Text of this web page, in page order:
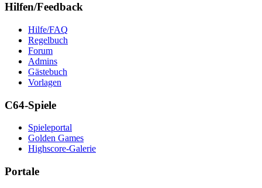
Hilfen/Feedback
Hilfe/FAQ
Regelbuch
Forum
Admins
Gästebuch
Vorlagen
C64-Spiele
Spieleportal
Golden Games
Highscore-Galerie
Portale